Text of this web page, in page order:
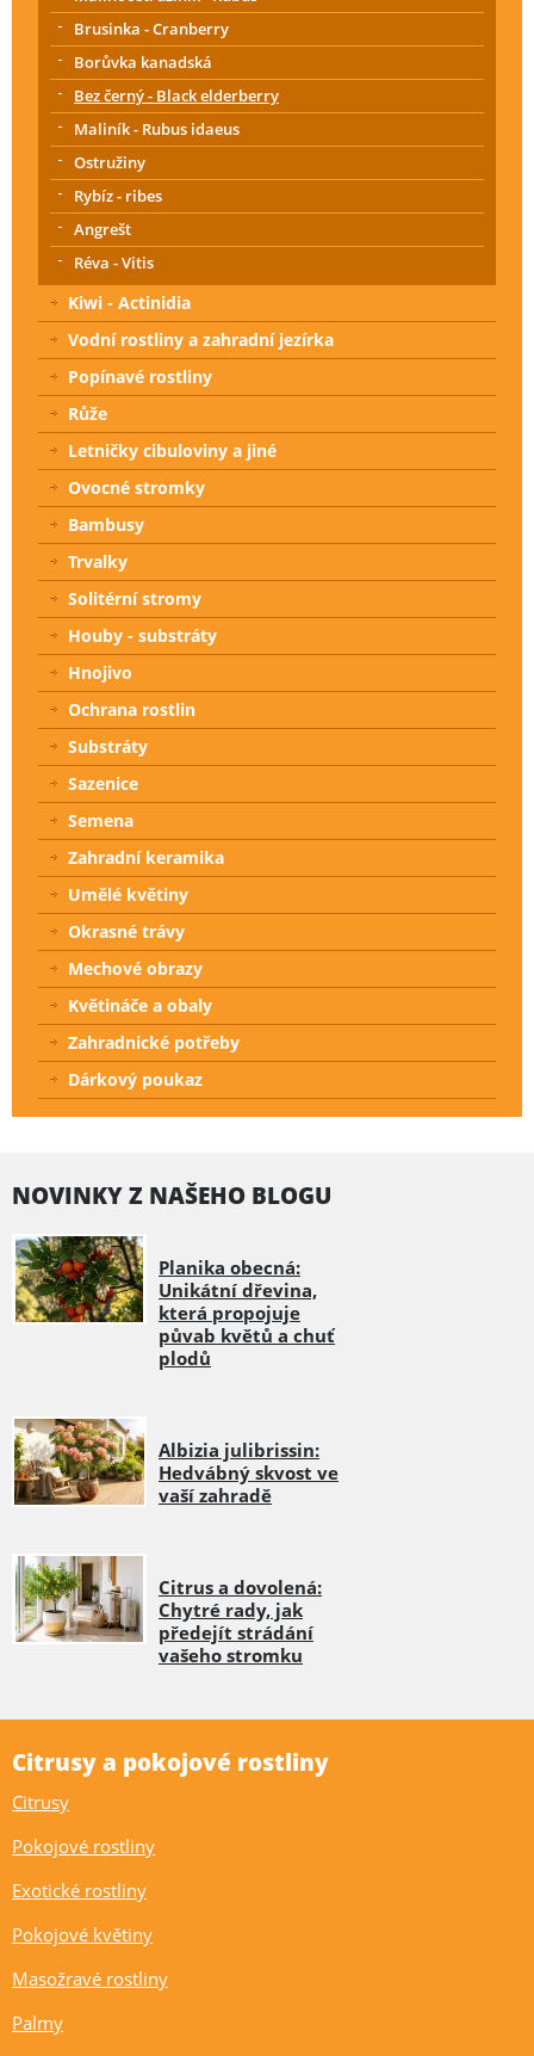
Brusinka - Cranberry
Borůvka kanadská
Bez černý - Black elderberry
Maliník - Rubus idaeus
Ostružiny
Rybíz - ribes
Angrešt
Réva - Vitis
Kiwi - Actinidia
Vodní rostliny a zahradní jezírka
Popínavé rostliny
Růže
Letničky cibuloviny a jiné
Ovocné stromky
Bambusy
Trvalky
Solitérní stromy
Houby - substráty
Hnojivo
Ochrana rostlin
Substráty
Sazenice
Semena
Zahradní keramika
Umělé květiny
Okrasné trávy
Mechové obrazy
Květináče a obaly
Zahradnické potřeby
Dárkový poukaz
NOVINKY Z NAŠEHO BLOGU
Planika obecná:
Unikátní dřevina,
která propojuje
půvab květů a chuť
plodů
Albizia julibrissin:
Hedvábný skvost ve
vaší zahradě
Citrus a dovolená:
Chytré rady, jak
předejít strádání
vašeho stromku
Citrusy a pokojové rostliny
Citrusy
Pokojové rostliny
Exotické rostliny
Pokojové květiny
Masožravé rostliny
Palmy